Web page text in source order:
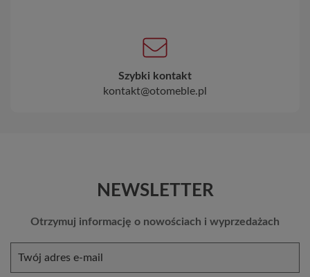
Szybki kontakt
kontakt@otomeble.pl
NEWSLETTER
Otrzymuj informację o nowościach i wyprzedażach